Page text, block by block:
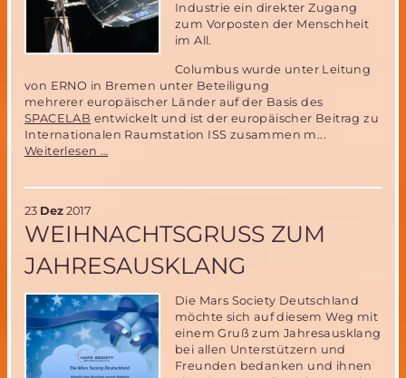
Industrie ein direkter Zugang
zum Vorposten der Menschheit
im All.
Columbus wurde unter Leitung
von ERNO in Bremen unter Beteiligung
mehrerer europäischer Länder auf der Basis des
SPACELAB entwickelt und ist der europäischer Beitrag zu
Internationalen Raumstation ISS zusammen m...
Weiterlesen …
Beitrag
ISS
23 Dez 2017
WEIHNACHTSGRUSS ZUM J
AHRESAUSKLANG
Die Mars Society Deutschland
möchte sich auf diesem Weg mit
einem Gruß zum Jahresausklang
bei allen Unterstützern und
Freunden bedanken und ihnen